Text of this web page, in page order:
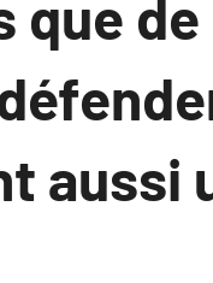
que
aussi